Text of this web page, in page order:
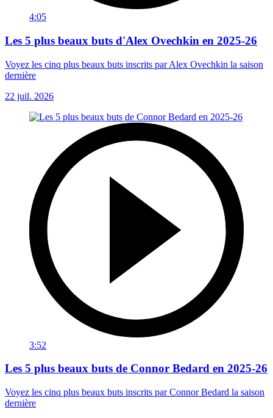
4:05
Les 5 plus beaux buts d'Alex Ovechkin en 2025-26
Voyez les cinq plus beaux buts inscrits par Alex Ovechkin la saison
dernière
22 juil. 2026
3:52
Les 5 plus beaux buts de Connor Bedard en 2025-26
Voyez les cinq plus beaux buts inscrits par Connor Bedard la saison
dernière